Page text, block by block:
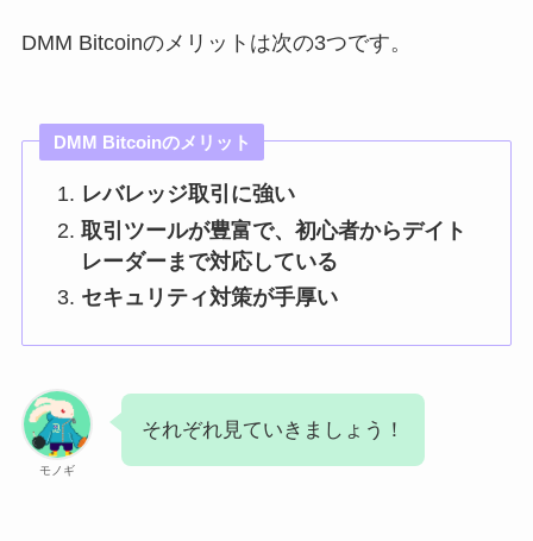
DMM Bitcoinのメリットは次の3つです。
DMM Bitcoinのメリット
レバレッジ取引に強い
取引ツールが豊富で、初心者からデイト
レーダーまで対応している
セキュリティ対策が手厚い
モノギ
それぞれ見ていきましょう！